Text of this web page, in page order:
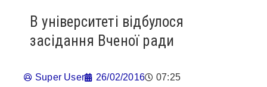
В університеті відбулося
засідання Вченої ради
Super User 26/02/2016 07:25